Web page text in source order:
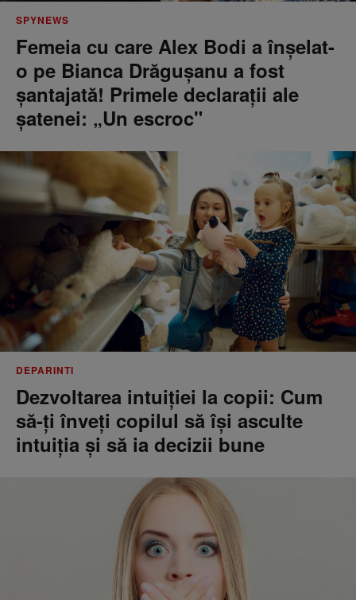
SPYNEWS
Femeia cu care Alex Bodi a înșelat-
o pe Bianca Drăgușanu a fost
șantajată! Primele declarații ale
șatenei: „Un escroc"
DEPARINTI
Dezvoltarea intuiției la copii: Cum
să-ți înveți copilul să își asculte
intuiția și să ia decizii bune